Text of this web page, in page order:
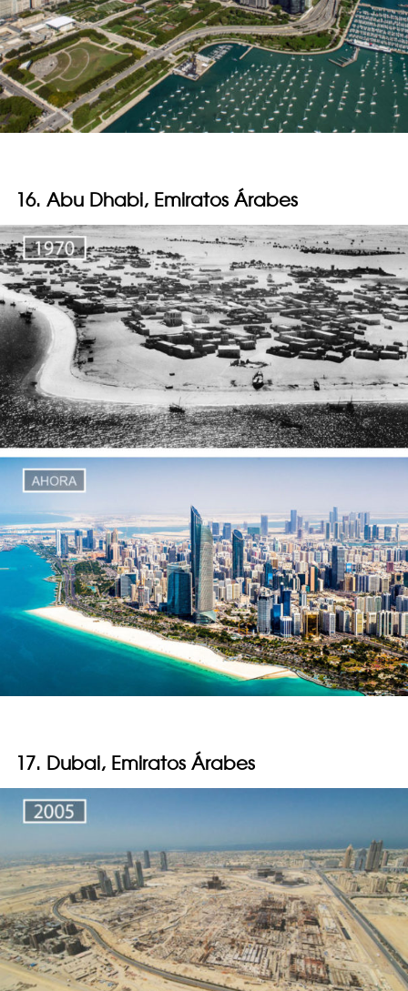
16. Abu Dhabi, Emiratos Árabes
17. Dubai, Emiratos Árabes